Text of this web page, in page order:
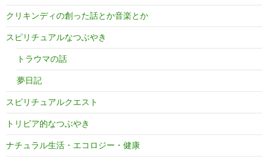
クリキンディの創った話とか音楽とか
スピリチュアルなつぶやき
トラウマの話
夢日記
スピリチュアルクエスト
トリビア的なつぶやき
ナチュラル生活・エコロジー・健康